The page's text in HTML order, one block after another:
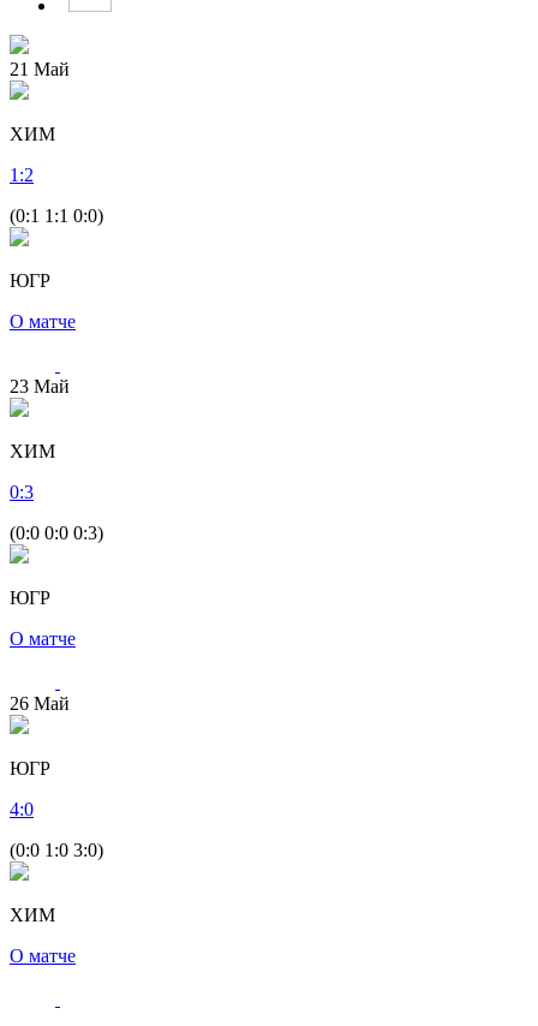
21 Май
ХИМ
1 :2
(0:1 1:1 0:0)
ЮГР
О матче
23 Май
ХИМ
0:3
(0:0 0:0 0:3)
ЮГР
О матче
26 Май
ЮГР
4:0
(0:0 1:0 3:0)
ХИМ
О матче